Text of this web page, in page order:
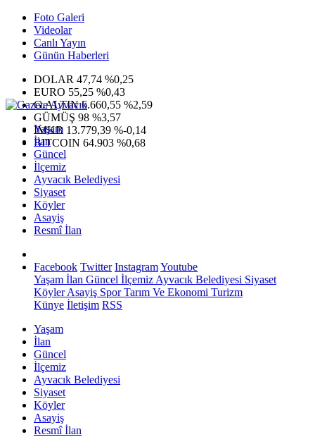
Foto Galeri
Videolar
Canlı Yayın
Günün Haberleri
DOLAR 47,74 %0,25
EURO 55,25 %0,43
G.ALTIN6.660,55 %2,59
GÜMÜŞ 98 %3,57
IMKB 13.779,39 %-0,14
BITCOIN 64.903 %0,68
Yaşam
İlan
Güncel
İlçemiz
Ayvacık Belediyesi
Siyaset
Köyler
Asayiş
Resmî İlan
Facebook Twitter InstagramYoutube
Yaşam İlan Güncel İlçemiz Ayvacık Belediyesi Siyaset
KöylerAsayiş SporTarım Ve Ekonomi Turizm
Künye İletişim RSS
Yaşam
İlan
Güncel
İlçemiz
Ayvacık Belediyesi
Siyaset
Köyler
Asayiş
Resmî İlan